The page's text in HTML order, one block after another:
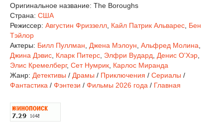
Оригинальное название: The Boroughs
Страна: США
Режиссер: Августин Фриззелл Кайл Патрик Альварес Бен
Тэйлор
Актеры: Билл Пуллман Джена Мэлоун Альфред Молина
Джина Дэвис Кларк Питерс Элфри Вудард Денис О'Хэр
Элис Кремелберг, Сет Нумрик Карлос Миранда
Жанр: Детективы / Драмы / Приключения / Сериалы /
Фантастика / Фэнтези / Фильмы 2026 года / Главная